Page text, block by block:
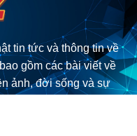
tin tức và thông tin về
gồm các bài viết về
ảnh, đời sống và sự